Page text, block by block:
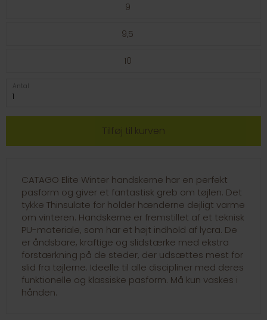
9
9,5
10
Antal
CATAGO Elite Winter handskerne har en perfekt
pasform og giver et fantastisk greb om tøjlen. Det
tykke Thinsulate for holder hænderne dejligt varme
om vinteren. Handskerne er fremstillet af et teknisk
PU-materiale, som har et højt indhold af lycra. De
er åndsbare, kraftige og slidstærke med ekstra
forstærkning på de steder, der udsættes mest for
slid fra tøjlerne. Ideelle til alle discipliner med deres
funktionelle og klassiske pasform. Må kun vaskes i
hånden.